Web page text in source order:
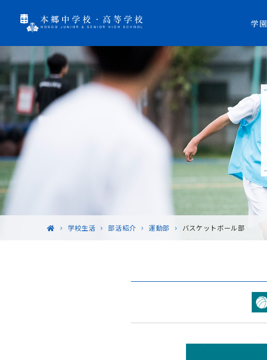
学
学校生活 部活紹介 運動部 バスケットボール部